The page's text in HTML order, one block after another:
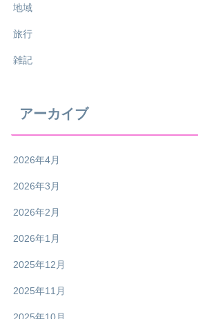
地域
旅行
雑記
アーカイブ
2026年4月
2026年3月
2026年2月
2026年1月
2025年12月
2025年11月